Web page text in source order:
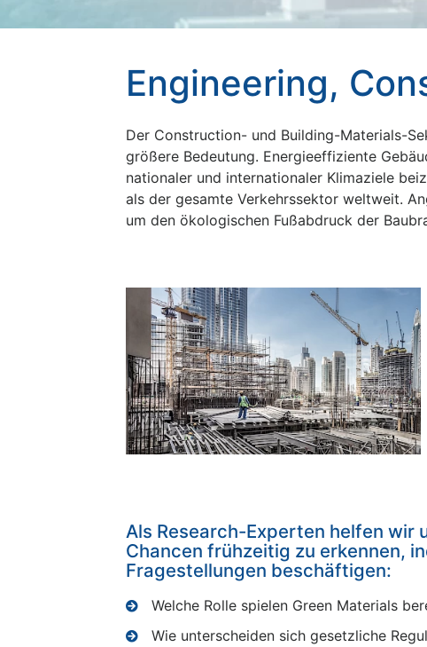
Engineering,
Der Construction- und Building-Materials-
größere Bedeutung. Energieeffiziente
nationaler und internationaler Klimaziele
als der gesamte Verkehrssektor weltweit.
um den ökologischen Fußabdruck der
Als Research-Experten helfen wir
Chancen frühzeitig zu erkennen,
Fragestellungen beschäftigen:
Welche Rolle spielen Green Materials
Wie unterscheiden sich gesetzliche